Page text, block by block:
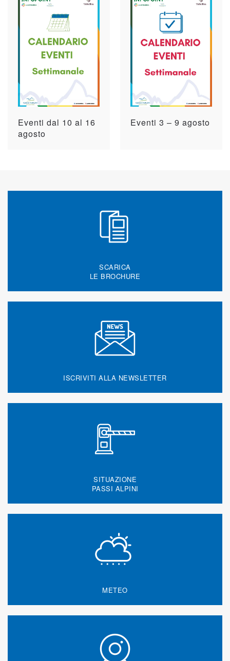
Eventi dal 10 al 16
agosto
Eventi 3 – 9 agosto
SCARICA
LE BROCHURE
ISCRIVITI ALLA NEWSLETTER
SITUAZIONE
PASSI ALPINI
METEO